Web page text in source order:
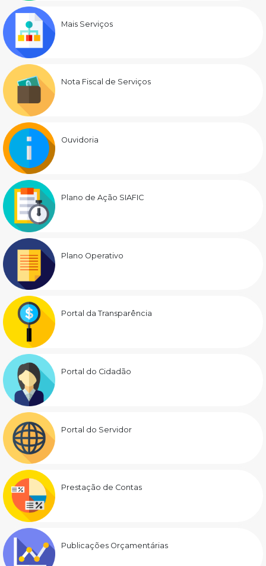
Mais Serviços
Nota Fiscal de Serviços
Ouvidoria
Plano de Ação SIAFIC
Plano Operativo
Portal da Transparência
Portal do Cidadão
Portal do Servidor
Prestação de Contas
Publicações Orçamentárias